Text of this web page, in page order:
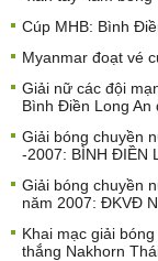
Cúp MHB: Bình
Myanmar đoạt vé
Giải nữ các đội
Bình Điền Long An
Giải bóng chuyền
-2007: BÌNH ĐIỀN
Giải bóng chuyền
năm 2007: ĐKVĐ
Khai mạc giải
thắng Nakhorn